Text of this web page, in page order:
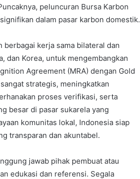
peluncuran Bursa Karbon
dalam pasar karbon domestik.
kerja sama bilateral dan
dan Korea, untuk mengembangkan
Agreement (MRA) dengan Gold
strategis, meningkatkan
proses verifikasi, serta
besar di pasar sukarela yang
komunitas lokal, Indonesia siap
transparan dan akuntabel.
jawab pihak pembuat atau
edukasi dan referensi. Segala
Jaringan
Pemulung